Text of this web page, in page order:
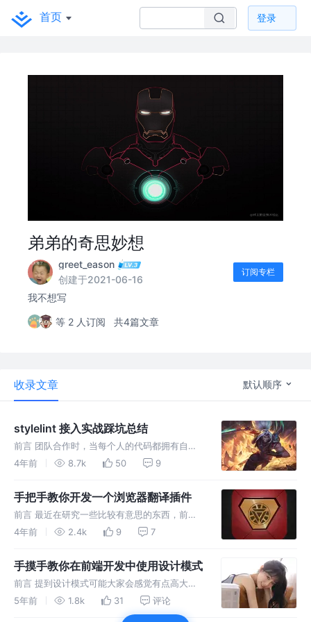
首页 登录
弟弟的奇思妙想
greet_eason
创建于2021-06-16
订阅专栏
我不想写
等 2 人订阅 共4篇文章
收录文章 默认顺序
stylelint 接入实战踩坑总结
前言 团队合作时，当每个人的代码都拥有自定
义的格式化方式时，在提交merge的时候往往要
eslint+stylelint来对团队的代码进行约束。
eslint的配置引入比较
4年前 8.7k 50 9
手把手教你开发一个浏览器翻译插件
前言 最近在研究一些比较有意思的东西，前几
天玩了一个微信聊天机器人，美化图片的，今天
想写一个浏览器插件比较简单，跟我们平常开发
项目一样，首先创建一个文件夹，
4年前 2.4k 9 7
手摸手教你在前端开发中使用设计模式
前言 提到设计模式可能大家会感觉有点高大上
的感觉，其实这个东西的概念很抽象，但是在实
际开发中还是有很多地方可以使用设计模式的思
5年前 1.8k 31 评论